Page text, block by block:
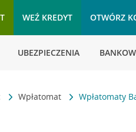
WEŹ KREDYT OTWÓRZ
UBEZPIECZENIA
Wpłatomat Wpłatomaty